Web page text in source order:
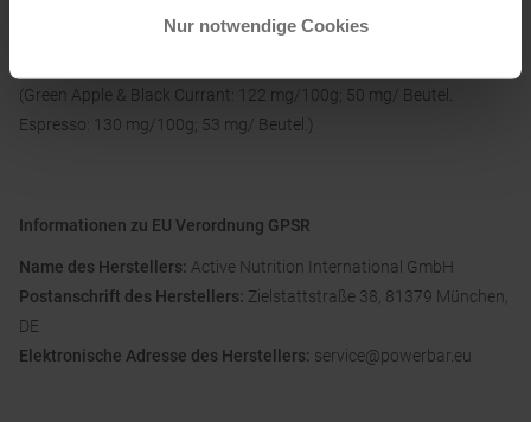
Nur notwendige Cookies
Geschmacksrichtung mit Koffein: Erhöhter Koffeingehalt. Für
(Green Apple & Black Currant: 122 mg/100g; 50 mg/ Beutel.
Espresso: 130 mg/100g; 53 mg/ Beutel.)
Informationen zu EU Verordnung GPSR
Name des Herstellers: Active Nutrition International GmbH
Postanschrift des Herstellers: Zielstattstraße 38, 81379 München,
DE
Elektronische Adresse des Herstellers: service@powerbar.eu